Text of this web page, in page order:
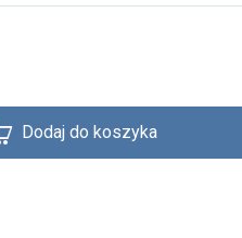
Dodaj do koszyka